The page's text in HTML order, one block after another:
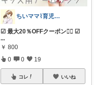
ちいママ⌇育児グッズ𖤣𖥧𖥣𖡡
☑︎ 最大20％OFFクーポン❤️‍🔥 ☑
...
￥ 800
0 0 19
コレ いいね